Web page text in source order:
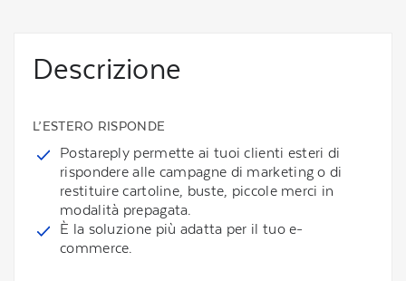
Descrizione
L’ESTERO RISPONDE
Postareply permette ai tuoi clienti esteri di
rispondere alle campagne di marketing o di
restituire cartoline, buste, piccole merci in
modalità prepagata.
È la soluzione più adatta per il tuo e-
commerce.